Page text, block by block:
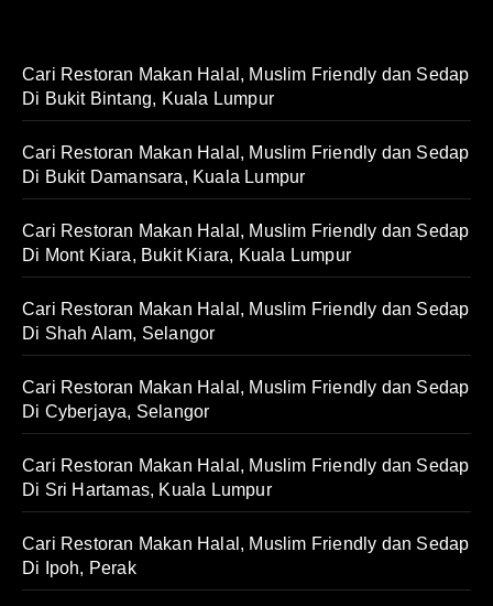
Cari Restoran Makan Halal, Muslim Friendly dan Sedap
Di Bukit Bintang, Kuala Lumpur
Cari Restoran Makan Halal, Muslim Friendly dan Sedap
Di Bukit Damansara, Kuala Lumpur
Cari Restoran Makan Halal, Muslim Friendly dan Sedap
Di Mont Kiara, Bukit Kiara, Kuala Lumpur
Cari Restoran Makan Halal, Muslim Friendly dan Sedap
Di Shah Alam, Selangor
Cari Restoran Makan Halal, Muslim Friendly dan Sedap
Di Cyberjaya, Selangor
Cari Restoran Makan Halal, Muslim Friendly dan Sedap
Di Sri Hartamas, Kuala Lumpur
Cari Restoran Makan Halal, Muslim Friendly dan Sedap
Di Ipoh, Perak